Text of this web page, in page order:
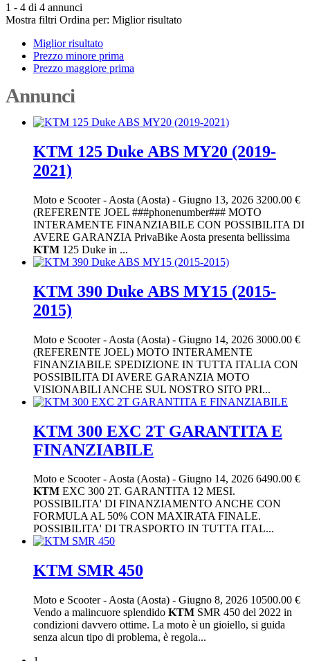
1 - 4 di 4 annunci
Mostra filtri Ordina per: Miglior risultato
Miglior risultato
Prezzo minore prima
Prezzo maggiore prima
Annunci
KTM 125 Duke ABS MY20 (2019-
2021)
Moto e Scooter- Aosta (Aosta) - Giugno 13, 2026 3200.00 €
(REFERENTE JOEL ###phonenumber### MOTO
INTERAMENTE FINANZIABILE CON POSSIBILITA DI
AVERE GARANZIA PrivaBike Aosta presenta bellissima
KTM 125 Duke in ...
KTM 390 Duke ABS MY15 (2015-
2015)
Moto e Scooter- Aosta (Aosta) - Giugno 14, 2026 3000.00 €
(REFERENTE JOEL) MOTO INTERAMENTE
FINANZIABILE SPEDIZIONE IN TUTTA ITALIA CON
POSSIBILITA DI AVERE GARANZIA MOTO
VISIONABILI ANCHE SUL NOSTRO SITO PRI...
KTM 300 EXC 2T GARANTITA E
FINANZIABILE
Moto e Scooter-Aosta (Aosta) - Giugno 14, 2026 6490.00 €
KTM EXC 300 2T. GARANTITA 12 MESI.
POSSIBILITA' DI FINANZIAMENTO ANCHE CON
FORMULA AL 50% CON MAXIRATA FINALE.
POSSIBILITA' DI TRASPORTO IN TUTTA ITAL...
KTM SMR 450
Moto e Scooter- Aosta (Aosta) - Giugno 8, 2026 10500.00 €
Vendo a malincuore splendido KTM SMR 450 del 2022 in
condizioni davvero ottime. La moto è un gioiello, si guida
senza alcun tipo di problema, è regola...